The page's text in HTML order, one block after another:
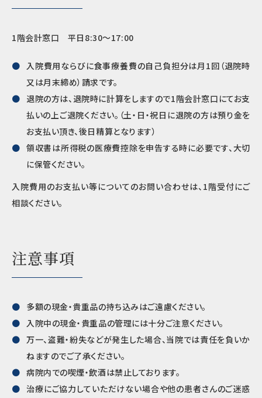
1階会計窓口 平日8:30～17:00
入院費用ならびに食事療養費の自己負担分は月1回（退院時
又は月末締め）請求です。
退院の方は、退院時に計算をしますので1階会計窓口にてお支
払いの上ご退院ください。（土・日・祝日に退院の方は預り金を
お支払い頂き、後日精算となります）
領収書は所得税の医療費控除を申告する時に必要です、大切
に保管ください。
入院費用のお支払い等についてのお問い合わせは、1階受付にご
相談ください。
注意事項
多額の現金・貴重品の持ち込みはご遠慮ください。
入院中の現金・貴重品の管理には十分ご注意ください。
万一、盗難・紛失などが発生した場合、当院では責任を負いか
ねますのでご了承ください。
病院内での喫煙・飲酒は禁止しております。
治療にご協力していただけない場合や他の患者さんのご迷惑